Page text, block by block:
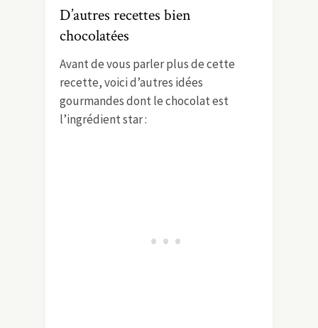
D’autres recettes bien
chocolatées
Avant de vous parler plus de cette
recette, voici d’autres idées
gourmandes dont le chocolat est
l’ingrédient star :